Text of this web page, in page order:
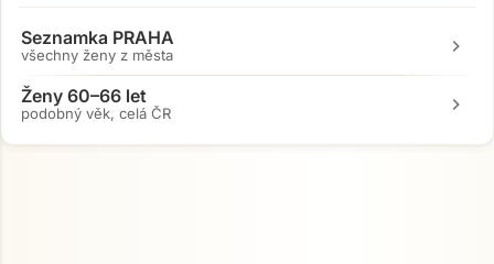
Seznamka PRAHA
všechny ženy z města chevron_right
Ženy 60–66 let
podobný věk, celá ČR chevron_right